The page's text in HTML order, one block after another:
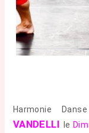
Harmonie
VANDELLI
le D